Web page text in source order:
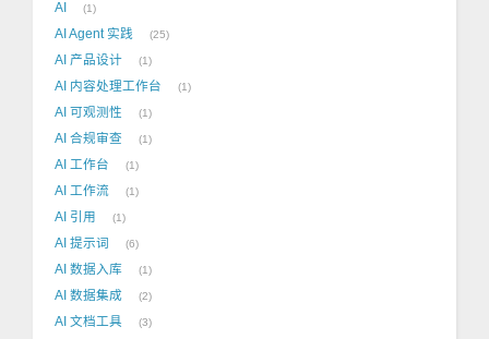
AI 1
AI Agent 实践 25
AI 产品设计 1
AI 内容处理工作台 1
AI 可观测性 1
AI 合规审查 1
AI 工作台 1
AI 工作流 1
AI 引用 1
AI 提示词 6
AI 数据入库 1
AI 数据集成 2
AI 文档工具 3